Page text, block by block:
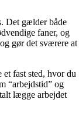
Det gælder både
faner, og
gør det sværere at
fast sted, hvor du
“arbejdstid” og
lægge arbejdet